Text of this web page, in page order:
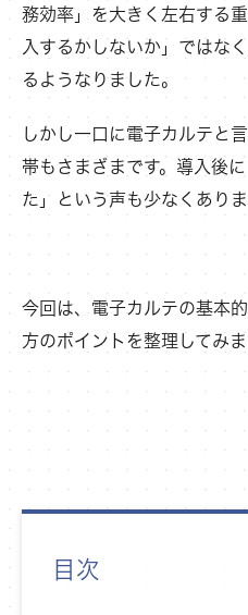
務効率」を大きく左右する
入するかしないか」ではな
るようなりました。
しかし一口に電子カルテと
帯もさまざまです。導入後
た」という声も少なくありま
今回は、電子カルテの基本
方のポイントを整理してみま
目次